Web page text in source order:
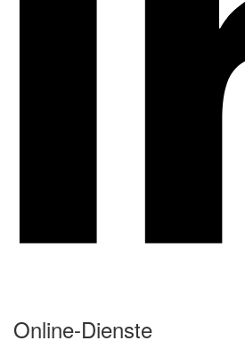
Online-Dienste